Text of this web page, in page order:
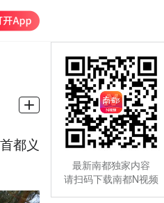
都义
最新南都独家内容
请扫码下载南都N视频